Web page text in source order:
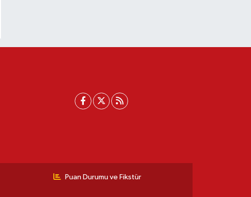
Puan Durumu ve Fikstür